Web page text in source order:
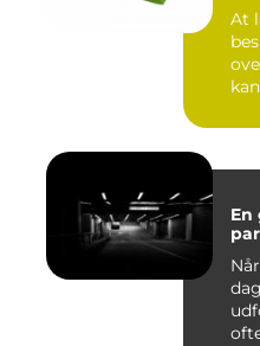
At
En